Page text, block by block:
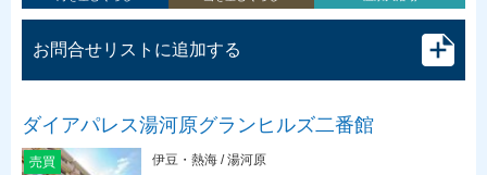
お問合せリストに追加する
ダイアパレス湯河原グランヒルズ二番館
売買
伊豆・熱海 / 湯河原